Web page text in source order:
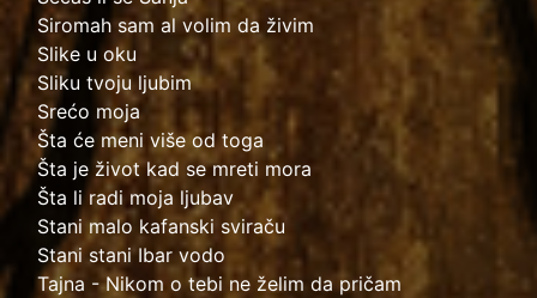
Siromah sam al volim da živim
Slike u oku
Sliku tvoju ljubim
Srećo moja
Šta će meni više od toga
Šta je život kad se mreti mora
Šta li radi moja ljubav
Stani malo kafanski sviraču
Stani stani Ibar vodo
Tajna - Nikom o tebi ne želim da pričam